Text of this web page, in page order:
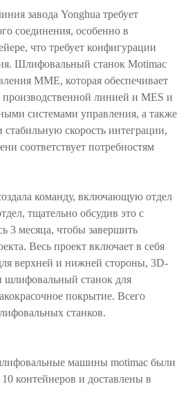
завода Yonghua требует
соединения, особенно в
что требует конфигурации
Шлифовальный станок Motimac
MME, которая обеспечивает
линией и MES и
системами управления, а также
скорость интеграции,
соответствует потребностям
команду, включающую отдел
тщательно обсудив это с
3 месяца, чтобы завершить
Весь проект включает в себя
верхней и нижней стороны, 3D-
станок для
покрытие. Всего
станков.
машины motimac были
контейнеров и доставлены в